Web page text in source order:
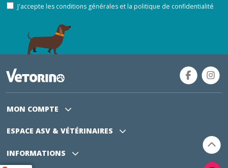
J'accepte les conditions générales et la politique de confidentialité
MON COMPTE
ESPACE ASV & VÉTÉRINAIRES
INFORMATIONS